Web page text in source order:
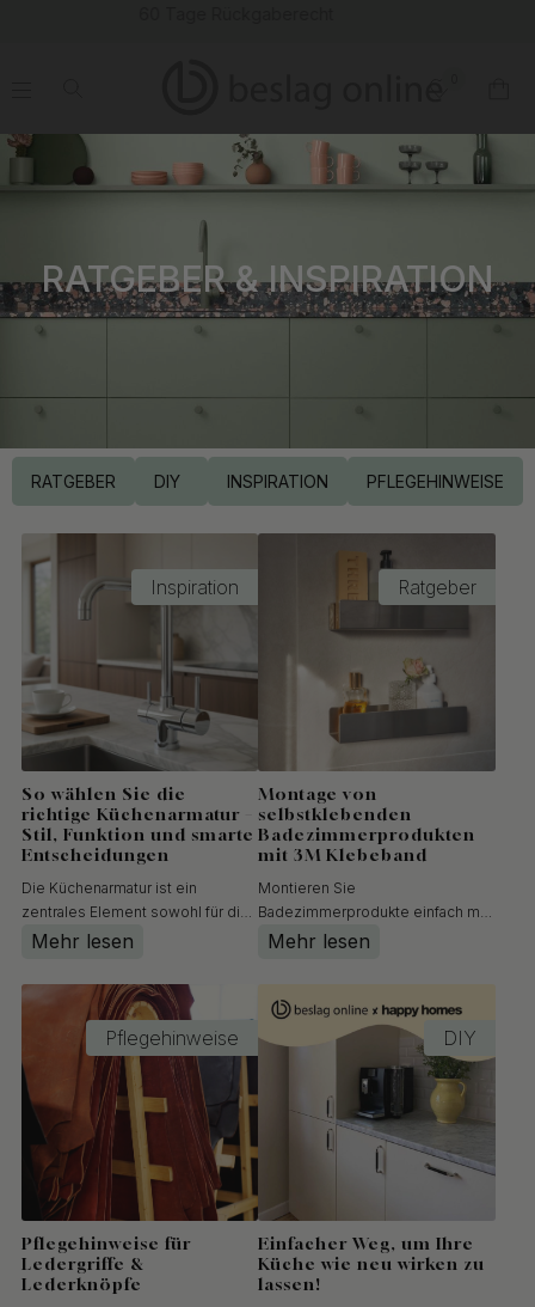
RATGEBER & INSPIRATION
RATGEBER DIY INSPIRATION PFLEGEHINWEISE
Inspiration
So wählen Sie die
richtige Küchenarmatur –
Stil, Funktion und smarte
Entscheidungen
Die Küchenarmatur ist ein
zentrales Element sowohl für die
Optik als auch für die Funktion
Stilrichtungen erhältlich – von
klassischem Jahrhundertwende-
Stil bis hin zu modernen, klaren
Designs. Gleichzeitig spie...
Mehr lesen
Ratgeber
Montage von
selbstklebenden
Badezimmerprodukten
mit 3M Klebeband
Montieren Sie
Badezimmerprodukte einfach mit
3M Klebeband ohne in Fliesen zu
Badezimmerzubehör wie Regale,
Seifenspenderhalter und WC
Bürstenhalter, die sicher auf
glatten Oberflächen befe...
Mehr lesen
Pflegehinweise
Pflegehinweise für
Ledergriffe &
Lederknöpfe
DIY
Einfacher Weg, um Ihre
Küche wie neu wirken zu
lassen!